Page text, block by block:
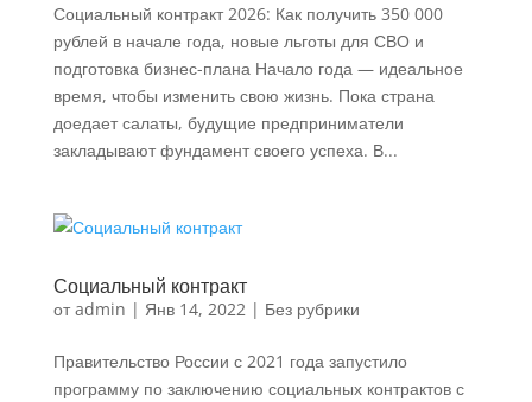
Социальный контракт 2026: Как получить 350 000
рублей в начале года, новые льготы для СВО и
подготовка бизнес-плана Начало года — идеальное
время, чтобы изменить свою жизнь. Пока страна
доедает салаты, будущие предприниматели
закладывают фундамент своего успеха. В...
Социальный контракт
отadmin | Янв 14, 2022 | Без рубрики
Правительство России с 2021 года запустило
программу по заключению социальных контрактов с